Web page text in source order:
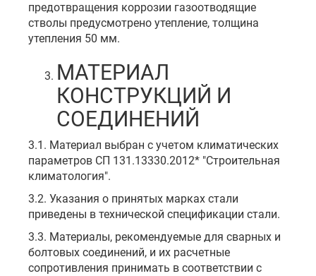
предотвращения коррозии газоотводящие
стволы предусмотрено утепление, толщина
утепления 50 мм.
МАТЕРИАЛ
КОНСТРУКЦИЙ И
СОЕДИНЕНИЙ
3.1. Материал выбран с учетом климатических
параметров СП 131.13330.2012* "Строительная
климатология".
3.2. Указания о принятых марках стали
приведены в технической спецификации стали.
3.3. Материалы, рекомендуемые для сварных и
болтовых соединений, и их расчетные
сопротивления принимать в соответствии с